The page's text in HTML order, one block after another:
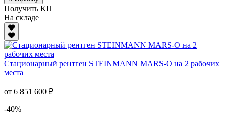
Получить КП
На складе
Стационарный рентген STEINMANN MARS-O на 2 рабочих
места
от 6 851 600 ₽
-40%